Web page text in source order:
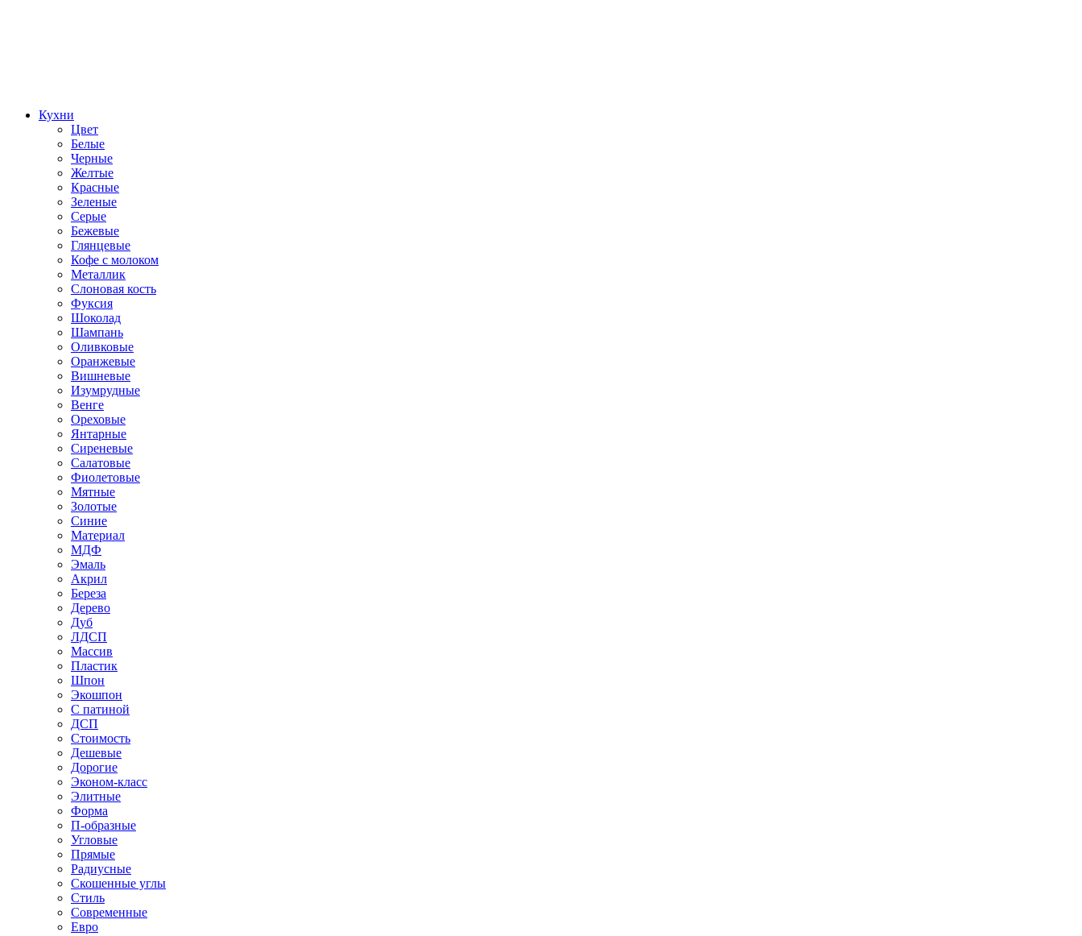
Кухни
Цвет
Белые
Черные
Желтые
Красные
Зеленые
Серые
Бежевые
Глянцевые
Кофе с молоком
Металлик
Слоновая кость
Фуксия
Шоколад
Шампань
Оливковые
Оранжевые
Вишневые
Изумрудные
Венге
Ореховые
Янтарные
Сиреневые
Салатовые
Фиолетовые
Мятные
Золотые
Синие
Материал
МДФ
Эмаль
Акрил
Береза
Дерево
Дуб
ЛДСП
Массив
Пластик
Шпон
Экошпон
С патиной
ДСП
Стоимость
Дешевые
Дорогие
Эконом-класс
Элитные
Форма
П-образные
Угловые
Прямые
Радиусные
Скошенные углы
Стиль
Современные
Евро